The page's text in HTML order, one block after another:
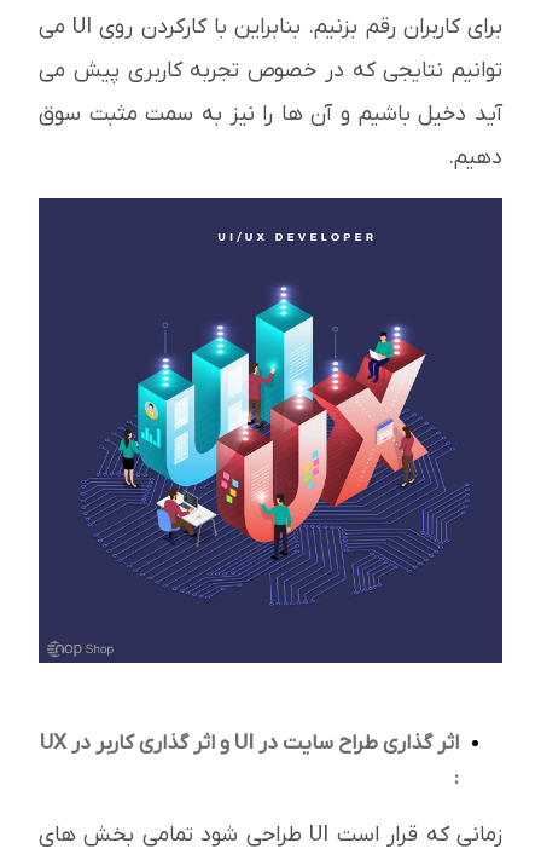
برای کاربران رقم بزنیم. بنابراین با کارکردن روی UI می
توانیم نتایجی که در خصوص تجربه کاربری پیش می
آید دخیل باشیم و آن ها را نیز به سمت مثبت سوق
دهیم.
اثر گذاری طراح سایت در UI و اثر گذاری کاربر در UX
:
زمانی که قرار است UI طراحی شود تمامی بخش های